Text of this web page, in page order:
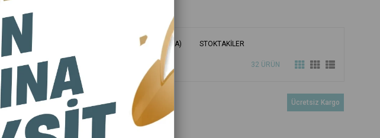
ÜRÜN ADINA GÖRE (A>Z) ÜRÜN ADINA GÖRE (Z<A) STOKTAKILER
32 ÜRÜN
Ücretsiz Kargo Ücretsiz Kargo